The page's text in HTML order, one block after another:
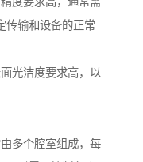
传输和设备的正常
光洁度要求高，以
多个腔室组成，每